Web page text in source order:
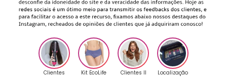
Clientes Kit EcoLife Clientes II Localização